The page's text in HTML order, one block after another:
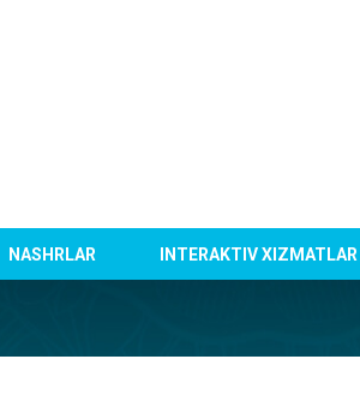
NASHRLAR INTERAKTIV XIZMATLAR